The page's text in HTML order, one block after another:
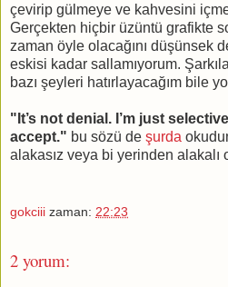
çevirip gülmeye ve kahvesini
Gerçekten hiçbir üzüntü grafikte
zaman öyle olacağını düşünsek
eskisi kadar sallamıyorum.
bazı şeyleri hatırlayacağım bile
"It’s not denial. I’m just
accept." bu sözü de şurda
alakasız veya bi yerinden alakalı
gokciii zaman: 22:23
2 yorum: